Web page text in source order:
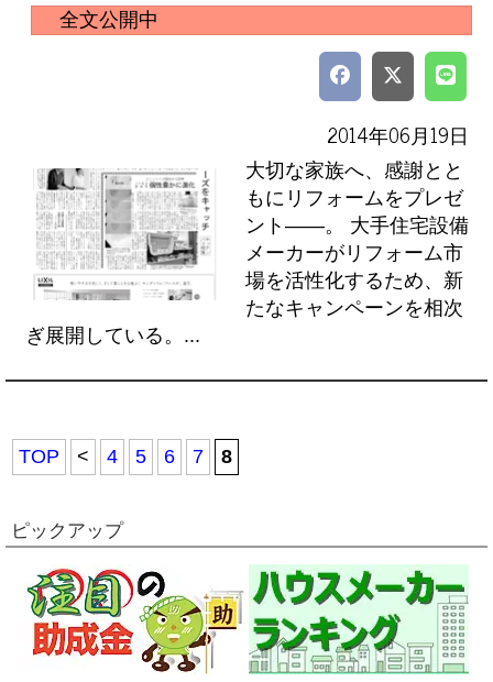
全文公開中
2014年06月19日
大切な家族へ、感謝とと
もにリフォームをプレゼ
ント――。 大手住宅設備
メーカーがリフォーム市
場を活性化するため、新
たなキャンペーンを相次
ぎ展開している。...
TOP < 4 5 6 7 8
ピックアップ